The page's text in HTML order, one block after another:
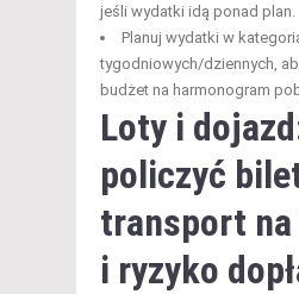
jeśli wydatki idą ponad plan.
Planuj wydatki w
tygodniowych/dziennych,
budżet na harmonogram
Loty i
policzyć
transport
i ryzyko